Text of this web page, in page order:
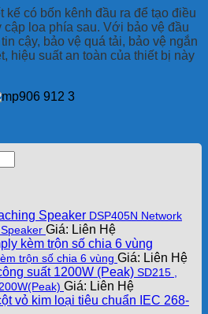
kế có bốn kênh đầu ra để tạo điều
loa phía sau. Với bảo vệ đầu
cậy, bảo vệ quá tải, bảo vệ ngắn
hiệu suất an toàn của thiết bị này
DSP405N Network
Giá: Liên Hệ
trộn số chia 6 vùng Giá: Liên Hệ
SD215 ,
Giá: Liên Hệ